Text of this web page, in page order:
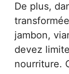
De plus,
jambon,
devez
nourriture.